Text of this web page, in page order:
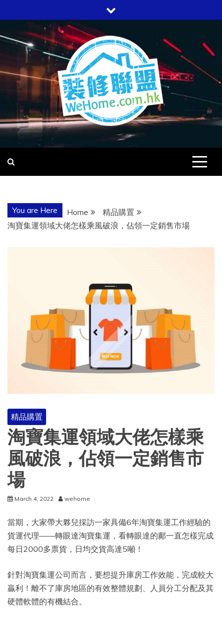
to
content
WEHOME
愛回家
You are Here Home
精品購置
淘寶集運領域大佬怎樣乘風破浪，佔領一定銷售市場
精品購置
淘寶集運領域大佬怎樣乘
風破浪，佔領一定銷售市
場
March 4, 2022 wehome
當期，大家帶大夥兒採訪一家具備6年淘寶集運工作經驗的
貨運代理——轉眼達淘寶集運，看轉眼達的鄺一直怎樣完成
每日2000多票貨，日均交貨高達5噸！
針對淘寶集運公司而言，要想提升庫房工作效能，完成較大
贏利！離不了庫房地區的有效整體規劃、人員分工分配及其
硬體軟體的有機結合。